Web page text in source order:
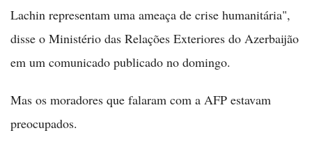
Lachin representam uma ameaça de crise humanitária",
disse o Ministério das Relações Exteriores do Azerbaijão
em um comunicado publicado no domingo.
Mas os moradores que falaram com a AFP estavam
preocupados.